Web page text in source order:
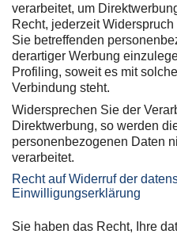
verarbeitet, um
Recht, jederzeit
Sie betreffenden
derartiger Werbung
Profiling, soweit es mit
Verbindung steht.
Widersprechen Sie der
Direktwerbung, so werden
personenbezogenen Daten
verarbeitet.
Recht auf Widerruf der
Einwilligungserklärung
Sie haben das Recht, Ihre